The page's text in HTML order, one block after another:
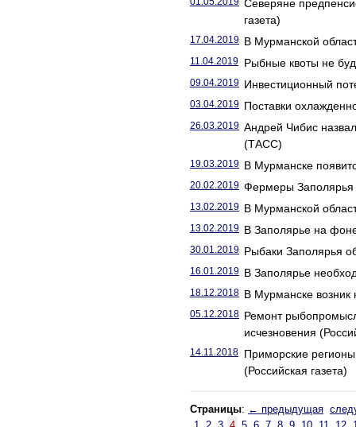
Северяне
газета)
17.04.2019 В Мурманской
11.04.2019 Рыбные квоты не
09.04.2019 Инвестиционный
03.04.2019 Поставки
26.03.2019 Андрей Чибис
(ТАСС)
19.03.2019 В Мурманске
20.02.2019 Фермеры Заполярья
13.02.2019 В Мурманской
13.02.2019 В Заполярье на фоне
30.01.2019 Рыбаки Заполярья
16.01.2019 В Заполярье
18.12.2018 В Мурманске возник
05.12.2018 Ремонт
исчезновения
14.11.2018 Приморские
(Российская газета)
Страницы: ← предыдущая